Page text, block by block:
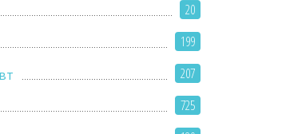
20
199
207
725